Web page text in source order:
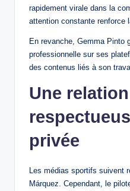
rapidement virale dans la
attention constante renforce
En revanche, Gemma Pinto
professionnelle sur ses
des contenus liés à son
Une
privée
Les médias sportifs suivent
Márquez. Cependant, le